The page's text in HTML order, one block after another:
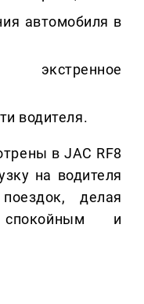
автомобиля в
экстренное
водителя.
в JAC RF8
на водителя
делая
и